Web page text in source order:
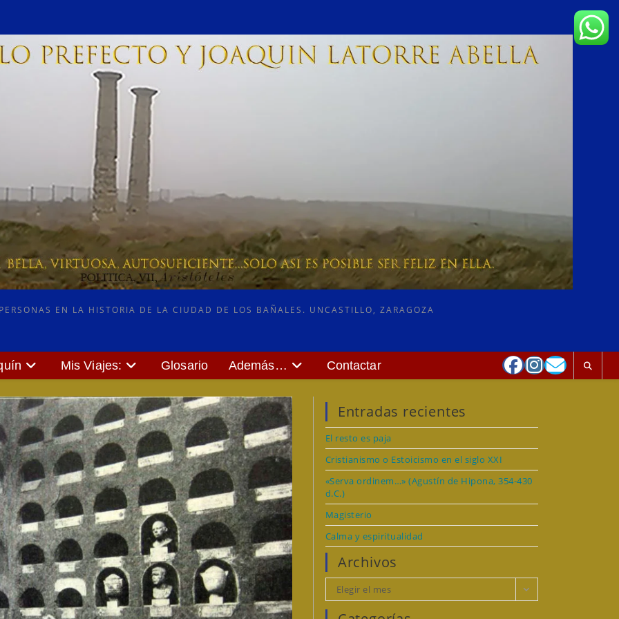
EN LA HISTORIA DE LA CIUDAD DE LOS BAÑALES. UNCASTILLO, ZARAGOZA
Mis Viajes: Glosario Además… Contactar
Entradas recientes
El resto es paja
Cristianismo o Estoicismo en el siglo XXI
«Serva ordinem…» (Agustín de Hipona, 354-430
d.C.)
Magisterio
Calma y espiritualidad
Archivos
Archivos
Elegir el mes